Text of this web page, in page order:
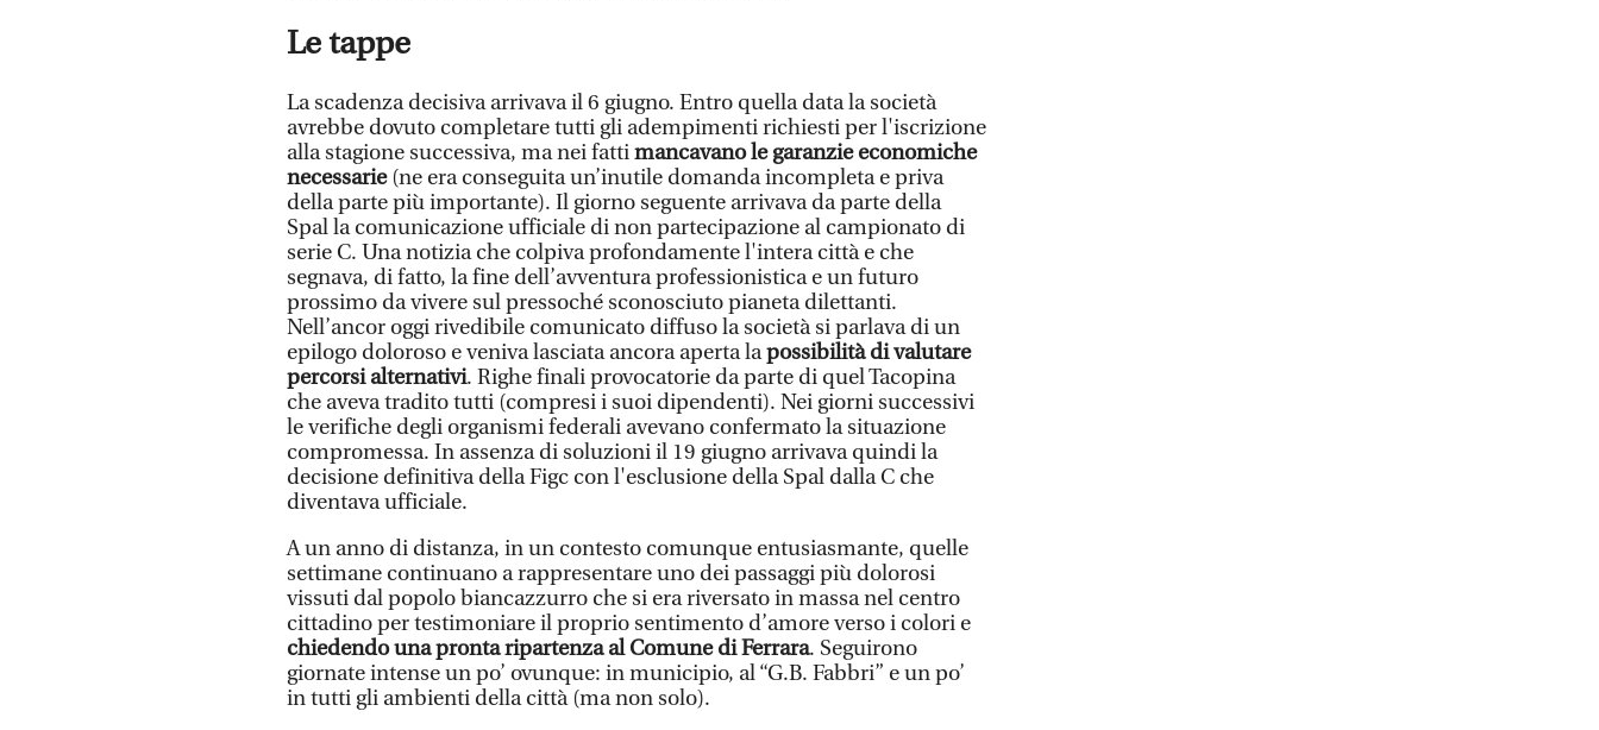
Le tappe
La scadenza decisiva arrivava il 6 giugno. Entro quella data la società
avrebbe dovuto completare tutti gli adempimenti richiesti per l'iscrizione
alla stagione successiva, ma nei fattimancavano le garanzie economiche
necessarie(ne era conseguita un’inutile domanda incompleta e priva
della parte più importante). Il giorno seguente arrivava da parte della
Spal la comunicazione ufficiale di non partecipazione al campionato di
serie C. Una notizia che colpiva profondamente l'intera città e che
segnava, di fatto, la fine dell’avventura professionistica e un futuro
prossimo da vivere sul pressoché sconosciuto pianeta dilettanti.
Nell’ancor oggi rivedibile comunicato diffuso la società si parlava di un
epilogo doloroso e veniva lasciata ancora aperta lapossibilità di valutare
percorsi alternativi. Righe finali provocatorie da parte di quel Tacopina
che aveva tradito tutti (compresi i suoi dipendenti). Nei giorni successivi
le verifiche degli organismi federali avevano confermato la situazione
compromessa. In assenza di soluzioni il 19 giugno arrivava quindi la
decisione definitiva della Figc con l'esclusione della Spal dalla C che
diventava ufficiale.
A un anno di distanza, in un contesto comunque entusiasmante, quelle
settimane continuano a rappresentare uno dei passaggi più dolorosi
vissuti dal popolo biancazzurro che si era riversato in massa nel centro
cittadino per testimoniare il proprio sentimento d’amore verso i colori e
chiedendo una pronta ripartenza al Comune di Ferrara. Seguirono
giornate intense un po’ ovunque: in municipio, al “G.B. Fabbri” e un po’
in tutti gli ambienti della città (ma non solo).